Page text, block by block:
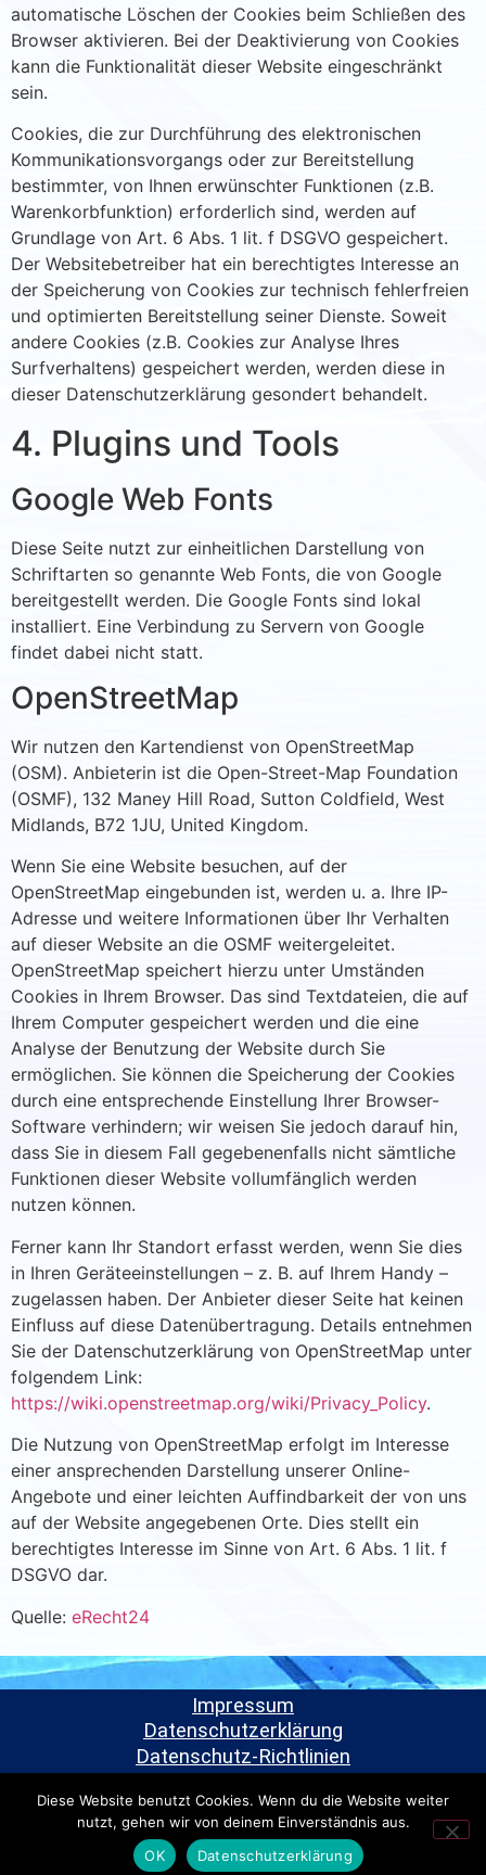
automatische Löschen der Cookies beim Schließen des
Browser aktivieren. Bei der Deaktivierung von Cookies
kann die Funktionalität dieser Website eingeschränkt
sein.
Cookies, die zur Durchführung des elektronischen
Kommunikationsvorgangs oder zur Bereitstellung
bestimmter, von Ihnen erwünschter Funktionen (z.B.
Warenkorbfunktion) erforderlich sind, werden auf
Grundlage von Art. 6 Abs. 1 lit. f DSGVO gespeichert.
Der Websitebetreiber hat ein berechtigtes Interesse an
der Speicherung von Cookies zur technisch fehlerfreien
und optimierten Bereitstellung seiner Dienste. Soweit
andere Cookies (z.B. Cookies zur Analyse Ihres
Surfverhaltens) gespeichert werden, werden diese in
dieser Datenschutzerklärung gesondert behandelt.
4. Plugins und Tools
Google Web Fonts
Diese Seite nutzt zur einheitlichen Darstellung von
Schriftarten so genannte Web Fonts, die von Google
bereitgestellt werden. Die Google Fonts sind lokal
installiert. Eine Verbindung zu Servern von Google
findet dabei nicht statt.
OpenStreetMap
Wir nutzen den Kartendienst von OpenStreetMap
(OSM). Anbieterin ist die Open-Street-Map Foundation
(OSMF), 132 Maney Hill Road, Sutton Coldfield, West
Midlands, B72 1JU, United Kingdom.
Wenn Sie eine Website besuchen, auf der
OpenStreetMap eingebunden ist, werden u. a. Ihre IP-
Adresse und weitere Informationen über Ihr Verhalten
auf dieser Website an die OSMF weitergeleitet.
OpenStreetMap speichert hierzu unter Umständen
Cookies in Ihrem Browser. Das sind Textdateien, die auf
Ihrem Computer gespeichert werden und die eine
Analyse der Benutzung der Website durch Sie
ermöglichen. Sie können die Speicherung der Cookies
durch eine entsprechende Einstellung Ihrer Browser-
Software verhindern; wir weisen Sie jedoch darauf hin,
dass Sie in diesem Fall gegebenenfalls nicht sämtliche
Funktionen dieser Website vollumfänglich werden
nutzen können.
Ferner kann Ihr Standort erfasst werden, wenn Sie dies
in Ihren Geräteeinstellungen – z. B. auf Ihrem Handy –
zugelassen haben. Der Anbieter dieser Seite hat keinen
Einfluss auf diese Datenübertragung. Details entnehmen
Sie der Datenschutzerklärung von OpenStreetMap unter
folgendem Link:
https://wiki.openstreetmap.org/wiki/Privacy_Policy.
Die Nutzung von OpenStreetMap erfolgt im Interesse
einer ansprechenden Darstellung unserer Online-
Angebote und einer leichten Auffindbarkeit der von uns
auf der Website angegebenen Orte. Dies stellt ein
berechtigtes Interesse im Sinne von Art. 6 Abs. 1 lit. f
DSGVO dar.
Quelle: eRecht24
Impressum
Datenschutzerklärung
Datenschutz-Richtlinien
Links
Downloads
Diese Website benutzt Cookies. Wenn du die Website weiter
nutzt, gehen wir von deinem Einverständnis aus.
OK
Datenschutzerklärung